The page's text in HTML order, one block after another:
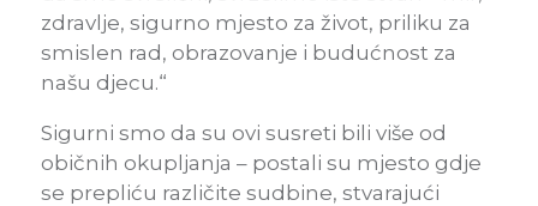
zdravlje, sigurno mjesto za život, priliku za
smislen rad, obrazovanje i budućnost za
našu djecu.“
Sigurni smo da su ovi susreti bili više od
običnih okupljanja – postali su mjesto gdje
se prepliću različite sudbine, stvarajući